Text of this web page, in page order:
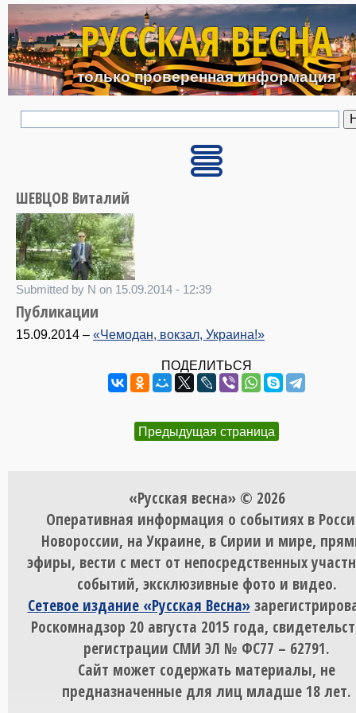
Перейти к основному
РУССКАЯ ВЕСНА
только проверенная информация
ШЕВЦОВ Виталий
Submitted by N on 15.09.2014 - 12:39
Публикации
15.09.2014 – «Чемодан, вокзал, Украина!»
ПОДЕЛИТЬСЯ
Предыдущая страница
«Русская весна» © 2026
Оперативная информация о событиях в
Новороссии, на Украине, в Сирии и мире,
эфиры, вести с мест от непосредственных
событий, эксклюзивные фото и видео.
Сетевое издание «Русская Весна»
Роскомнадзор 20 августа 2015 года,
регистрации СМИ ЭЛ № ФС77 – 62791.
Сайт может содержать материалы, не
предназначенные для лиц младше 18 лет.